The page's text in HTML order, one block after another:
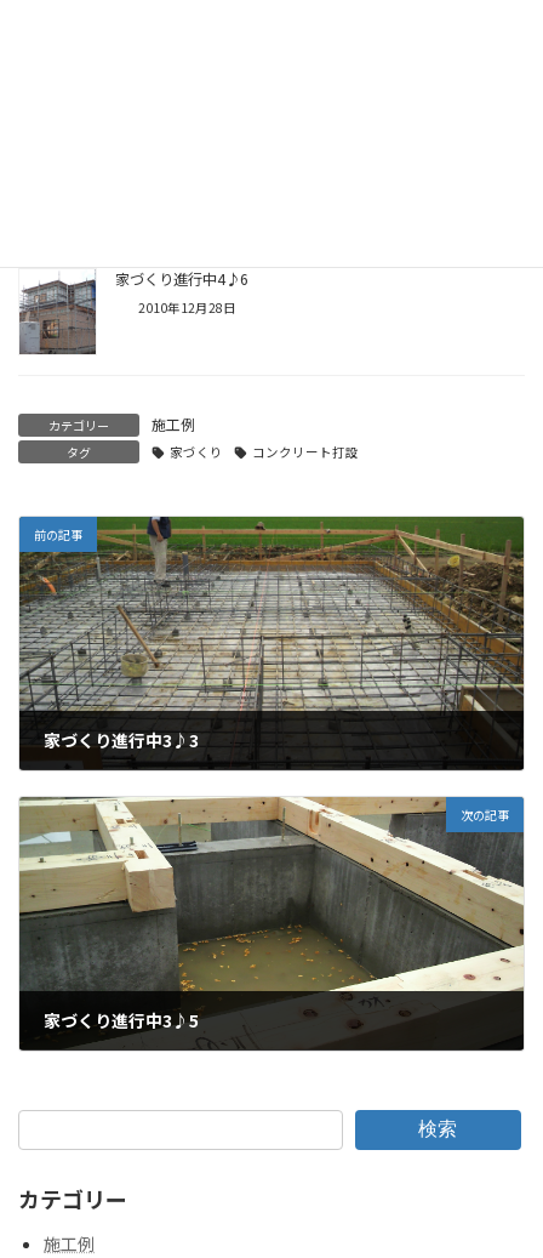
家づくり進行中4♪6
2010年12月28日
カテゴリー 施工例
タグ 家づくり コンクリート打設
前の記事
家づくり進行中3♪3
次の記事
家づくり進行中3♪5
検索
カテゴリー
施工例